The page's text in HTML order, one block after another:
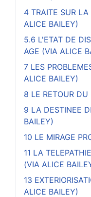
4 TRAITE SUR
ALICE BAILEY)
5.6 L'ETAT DE
AGE (VIA ALICE
7 LES
ALICE BAILEY)
8 LE RETOUR
9 LA DESTINEE
BAILEY)
10 LE MIRAGE
11 LA
(VIA ALICE
13
ALICE BAILEY)